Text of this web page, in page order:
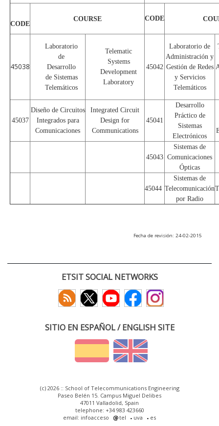
CODE
COURSE CODE
45038
Laboratorio
de
Desarrollo
de Sistemas
Telemáticos
Telematic
Systems
Development
Laboratory
45042
Laboratorio de
Administración y
Gestión de Redes
y Servicios
Telemáticos
45037
Diseño de Circuitos
Integrados para
Comunicaciones
Integrated Circuit
Design for
Communications
45041
Desarrollo
Práctico de
Sistemas
Electrónicos
45043
Sistemas de
Comunicaciones
Ópticas
45044
Sistemas de
Telecomunicación
por Radio
Fecha de revisión: 24-02-2015
ETSIT SOCIAL NETWORKS
SITIO EN ESPAÑOL / ENGLISH SITE
(c) 2026 :: School of Telecommunications Engineering
Paseo Belén 15. Campus Miguel Delibes
47011 Valladolid, Spain
telephone: +34 983 423660
email: infoacceso
tel uva es